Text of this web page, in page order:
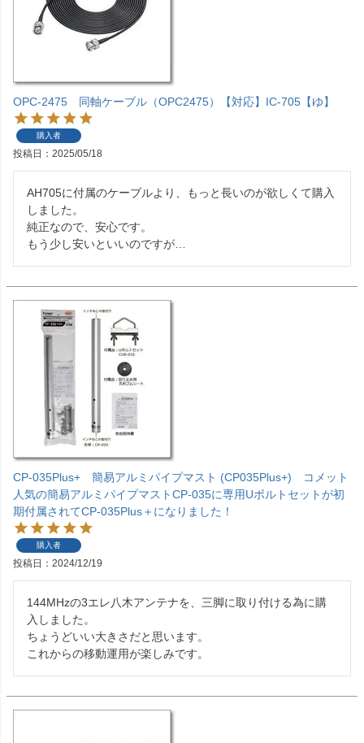
OPC-2475 同軸ケーブル（OPC2475）【対応】IC-705【ゆ】
購入者
投稿日 2025/05/18
AH705に付属のケーブルより、もっと長いのが欲しくて購入
しました。
純正なので、安心です。
もう少し安いといいのですが…
CP-035Plus+ 簡易アルミパイプマスト (CP035Plus+) コメット
人気の簡易アルミパイプマストCP-035に専用Uボルトセットが初
期付属されてCP-035Plus＋になりました！
購入者
投稿日 2024/12/19
144MHzの3エレ八木アンテナを、三脚に取り付ける為に購
入しました。
ちょうどいい大きさだと思います。